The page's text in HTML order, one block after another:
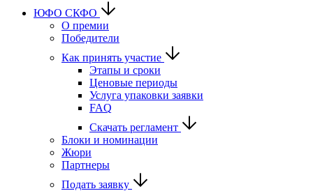
ЮФО СКФО
О премии
Победители
Как принять участие
Этапы и сроки
Ценовые периоды
Услуга упаковки заявки
FAQ
Скачать регламент
Блоки и номинации
Жюри
Партнеры
Подать заявку